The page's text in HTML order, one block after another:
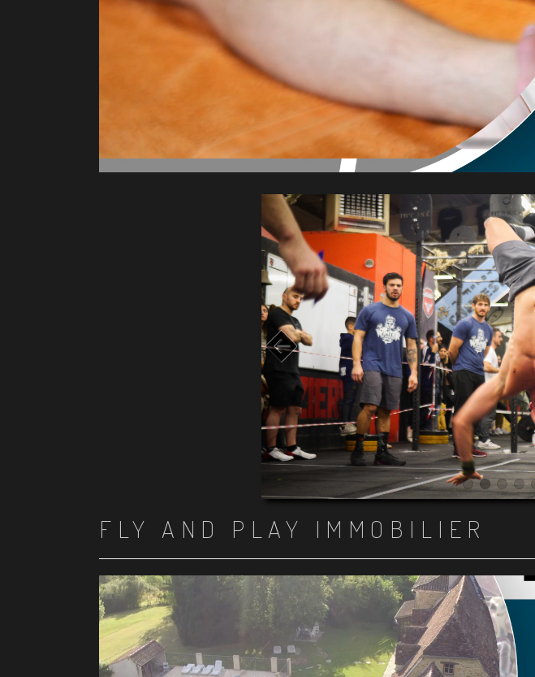
Item 1
Item 2
FLY AND PLAY IMMOBILIER